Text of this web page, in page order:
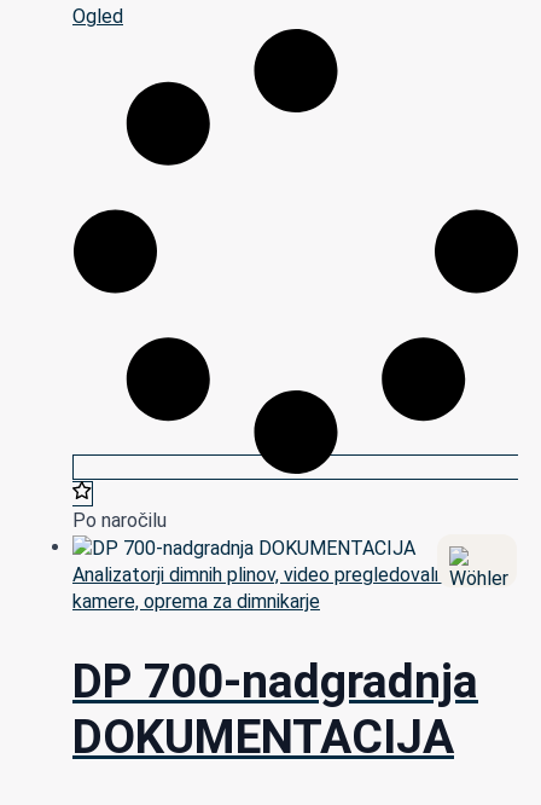
Ogled
Po naročilu
Analizatorji dimnih plinov, video pregledovalne
kamere, oprema za dimnikarje
DP 700-nadgradnja
DOKUMENTACIJA